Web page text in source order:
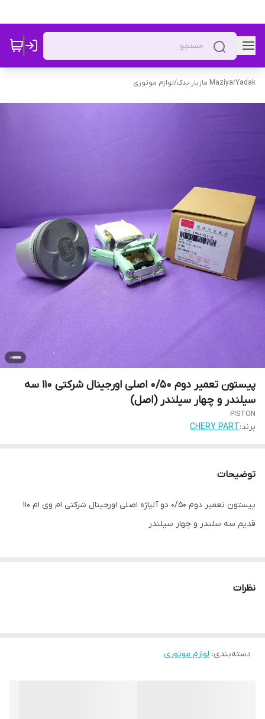
MaziyarYadak مازیار یدک /لوازم موتوری
پیستون تعمیر دوم 0/50 اصلی اورجینال شرکتی 110 سه
سیلندر و چهار سیلندر (اصل)
PISTON
برند:CHERY PART
توضیحات
پیستون تعمیر دوم 0/50 دو آلیاژه اصلی اورجینال شرکتی ام وی ام 110
قدیم سه سلندر و چهار سیلندر
نظرات
دسته‌بندی: لوازم موتوری